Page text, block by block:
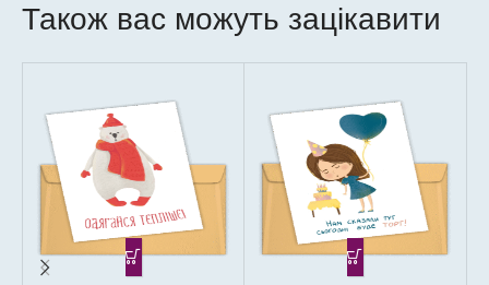
Також вас можуть зацікавити